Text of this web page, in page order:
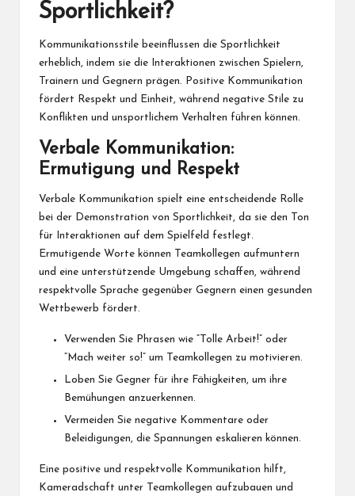
Sportlichkeit?
Kommunikationsstile beeinflussen die Sportlichkeit
erheblich, indem sie die Interaktionen zwischen Spielern,
Trainern und Gegnern prägen. Positive Kommunikation
fördert Respekt und Einheit, während negative Stile zu
Konflikten und unsportlichem Verhalten führen können.
Verbale Kommunikation:
Ermutigung und Respekt
Verbale Kommunikation spielt eine entscheidende Rolle
bei der Demonstration von Sportlichkeit, da sie den Ton
für Interaktionen auf dem Spielfeld festlegt.
Ermutigende Worte können Teamkollegen aufmuntern
und eine unterstützende Umgebung schaffen, während
respektvolle Sprache gegenüber Gegnern einen gesunden
Wettbewerb fördert.
Verwenden Sie Phrasen wie “Tolle Arbeit!” oder
“Mach weiter so!” um Teamkollegen zu motivieren.
Loben Sie Gegner für ihre Fähigkeiten, um ihre
Bemühungen anzuerkennen.
Vermeiden Sie negative Kommentare oder
Beleidigungen, die Spannungen eskalieren können.
Eine positive und respektvolle Kommunikation hilft,
Kameradschaft unter Teamkollegen aufzubauen und